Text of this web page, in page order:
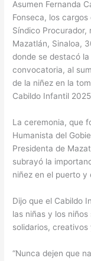
Asumen Fernanda
Fonseca, los
Síndico Procurador,
Mazatlán, Sinaloa,
donde se destacó
convocatoria, al
de la niñez en la
Cabildo Infantil
La ceremonia, que
Humanista del
Presidenta de
subrayó la
niñez en el puerto y
Dijo que el Cabildo
las niñas y los
solidarios,
“Nunca dejen que